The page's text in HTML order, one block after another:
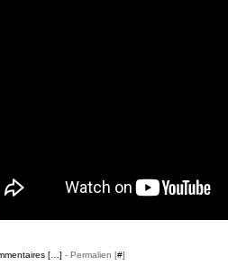
[ ] - Permalien [#]